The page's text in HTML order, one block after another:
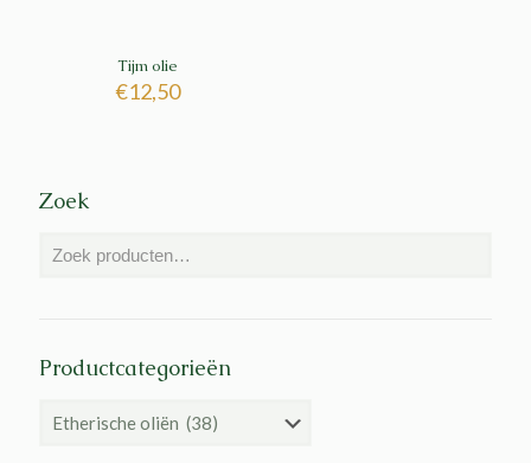
Tijm olie
€12,50
Zoek
Productcategorieën